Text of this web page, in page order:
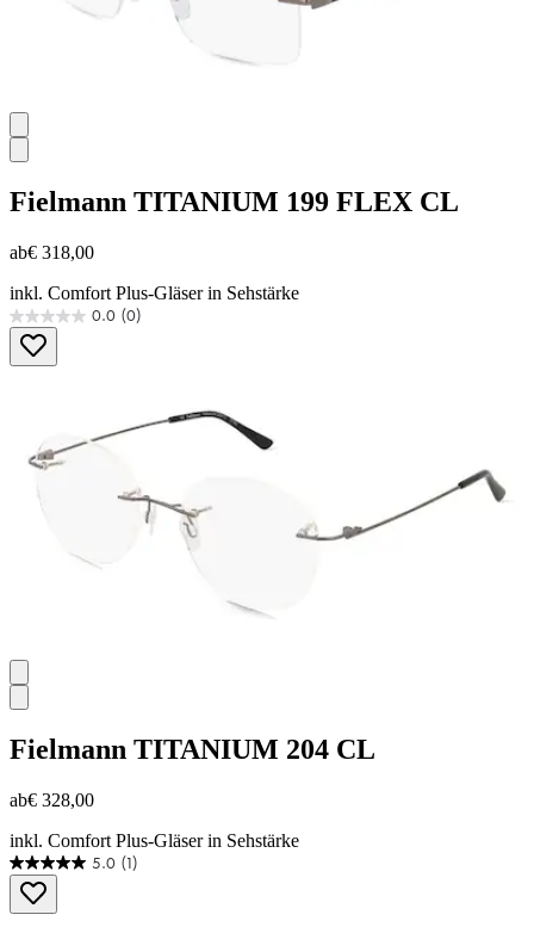
Fielmann TITANIUM 199 FLEX CL
ab€ 318,00
inkl. Comfort Plus-Gläser in Sehstärke
0.0 (0)
0.0
von
5
Fielmann TITANIUM 204 CL
ab€ 328,00
inkl. Comfort Plus-Gläser in Sehstärke
5.0 (1)
5.0
von
5